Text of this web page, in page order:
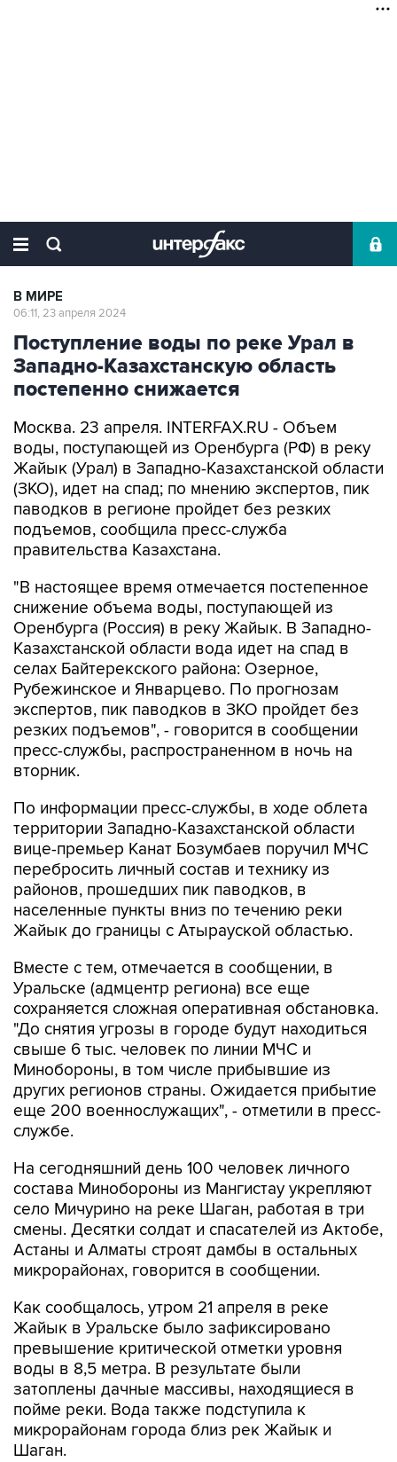
В МИРЕ
06:11, 23 апреля 2024
Поступление воды по реке Урал в
Западно-Казахстанскую область
постепенно снижается
Москва. 23 апреля. INTERFAX.RU - Объем
воды, поступающей из Оренбурга (РФ) в реку
Жайык (Урал) в Западно-Казахстанской области
(ЗКО), идет на спад; по мнению экспертов, пик
паводков в регионе пройдет без резких
подъемов, сообщила пресс-служба
правительства Казахстана.
"В настоящее время отмечается постепенное
снижение объема воды, поступающей из
Оренбурга (Россия) в реку Жайык. В Западно-
Казахстанской области вода идет на спад в
селах Байтерекского района: Озерное,
Рубежинское и Январцево. По прогнозам
экспертов, пик паводков в ЗКО пройдет без
резких подъемов", - говорится в сообщении
пресс-службы, распространенном в ночь на
вторник.
По информации пресс-службы, в ходе облета
территории Западно-Казахстанской области
вице-премьер Канат Бозумбаев поручил МЧС
перебросить личный состав и технику из
районов, прошедших пик паводков, в
населенные пункты вниз по течению реки
Жайык до границы с Атырауской областью.
Вместе с тем, отмечается в сообщении, в
Уральске (адмцентр региона) все еще
сохраняется сложная оперативная обстановка.
"До снятия угрозы в городе будут находиться
свыше 6 тыс. человек по линии МЧС и
Минобороны, в том числе прибывшие из
других регионов страны. Ожидается прибытие
еще 200 военнослужащих", - отметили в пресс-
службе.
На сегодняшний день 100 человек личного
состава Минобороны из Мангистау укрепляют
село Мичурино на реке Шаган, работая в три
смены. Десятки солдат и спасателей из Актобе,
Астаны и Алматы строят дамбы в остальных
микрорайонах, говорится в сообщении.
Как сообщалось, утром 21 апреля в реке
Жайык в Уральске было зафиксировано
превышение критической отметки уровня
воды в 8,5 метра. В результате были
затоплены дачные массивы, находящиеся в
пойме реки. Вода также подступила к
микрорайонам города близ рек Жайык и
Шаган.